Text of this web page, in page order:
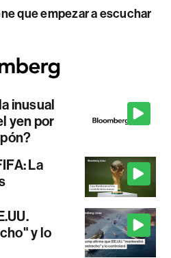
que empezar a escuchar
inusual
yen por
La
y lo